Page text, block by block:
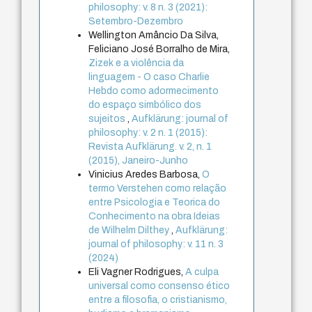
philosophy: v. 8 n. 3 (2021):
Setembro-Dezembro
Wellington Amâncio Da Silva,
Feliciano José Borralho de Mira,
Zizek e a violência da
linguagem - O caso Charlie
Hebdo como adormecimento
do espaço simbólico dos
sujeitos
,Aufklärung: journal of
philosophy: v. 2 n. 1 (2015):
Revista Aufklärung. v. 2, n. 1
(2015), Janeiro-Junho
Vinicius Aredes Barbosa,O
termo Verstehen como relação
entre Psicologia e Teorica do
Conhecimento na obra Ideias
de Wilhelm Dilthey ,Aufklärung:
journal of philosophy: v. 11 n. 3
(2024)
Eli Vagner Rodrigues,A culpa
universal como consenso ético
entre a filosofia, o cristianismo,